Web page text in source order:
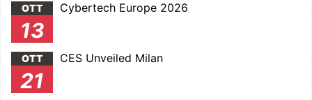
OTT
13
Cybertech Europe 2026
OTT
21
CES Unveiled Milan